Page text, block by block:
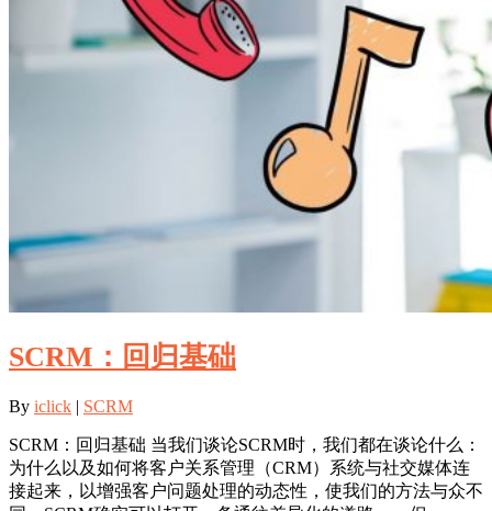
SCRM：回归基础
By iclick | SCRM
SCRM：回归基础 当我们谈论SCRM时，我们都在谈论什么：
为什么以及如何将客户关系管理（CRM）系统与社交媒体连
接起来，以增强客户问题处理的动态性，使我们的方法与众不